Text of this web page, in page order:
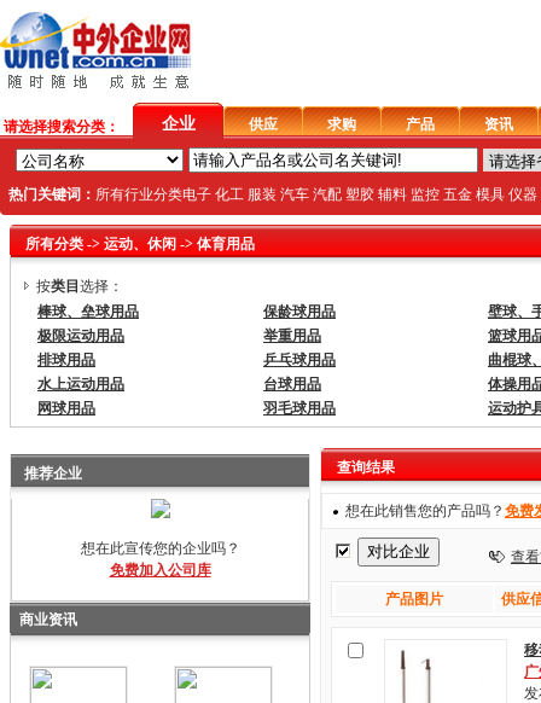
请选择搜索分类： 企业 供应 求购 产品 资讯
热门关键词： 所有行业分类电子 化工 服装 汽车 汽配 塑胶 辅料 监控 五金 模具 仪器
所有分类 -> 运动、休闲 -> 体育用品
按类目 选择：
棒球、垒球用品
保龄球用品
壁球、
极限运动用品
举重用品
篮球用
排球用品
乒乓球用品
曲棍球
水上运动用品
台球用品
体操用
网球用品
羽毛球用品 运动护
推荐企业
想在此宣传您的企业吗？
免费加入公司库
商业资讯
查询结果
想在此销售您的产品吗？ 免费
查看
产品图片 供应
发